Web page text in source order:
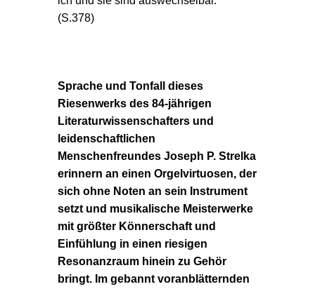
(S.378)
Sprache und Tonfall dieses
Riesenwerks des 84-jährigen
Literaturwissenschafters und
leidenschaftlichen
Menschenfreundes Joseph P. Strelka
erinnern an einen Orgelvirtuosen, der
sich ohne Noten an sein Instrument
setzt und musikalische Meisterwerke
mit größter Könnerschaft und
Einfühlung in einen riesigen
Resonanzraum hinein zu Gehör
bringt. Im gebannt voranblätternden